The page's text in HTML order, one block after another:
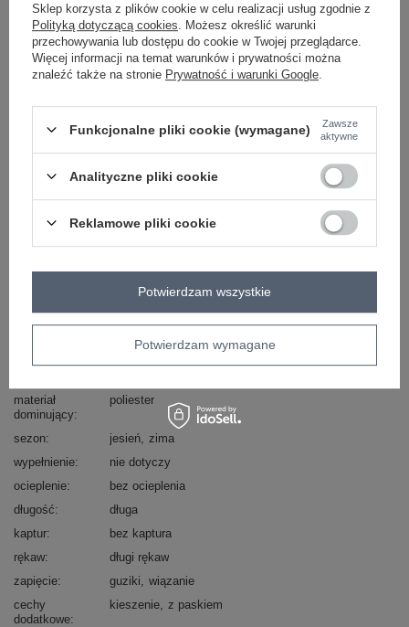
ZALOGUJ SIĘ I ZOBACZ CENĘ
Masz pytanie? Chętnie pomożemy.
Zadzwoń+48 601 547 740 Zadaj pytanie
Hurt Czerwony pluszowy maxi płaszcz z paskiem
Merve OCH BELLA .
skład materiału : 100% poliester
sposób prania : pranie w pralce w 30°C
płaszcz zimowy
styl
casual
codzienne
do pracy
materiał
dominujący
poliester
sezon jesień
zima
wypełnienie
nie dotyczy
ocieplenie
bez ocieplenia
długość
długa
kaptur
bez kaptura
rękaw
długi rękaw
zapięcie
guziki
wiązanie
cechy
dodatkowe
kieszenie z paskiem
Sklep korzysta z plików cookie w celu realizacji usług zgodnie z
Polityką dotyczącą cookies . Możesz określić warunki
przechowywania lub dostępu do cookie w Twojej przeglądarce.
Więcej informacji na temat warunków i prywatności można
znaleźć także na stronie Prywatność i warunki Google
Funkcjonalne pliki cookie (wymagane)
Zawsze
aktywne
Analityczne pliki cookie
Reklamowe pliki cookie
Potwierdzam wymagane
Potwierdzam wszystkie